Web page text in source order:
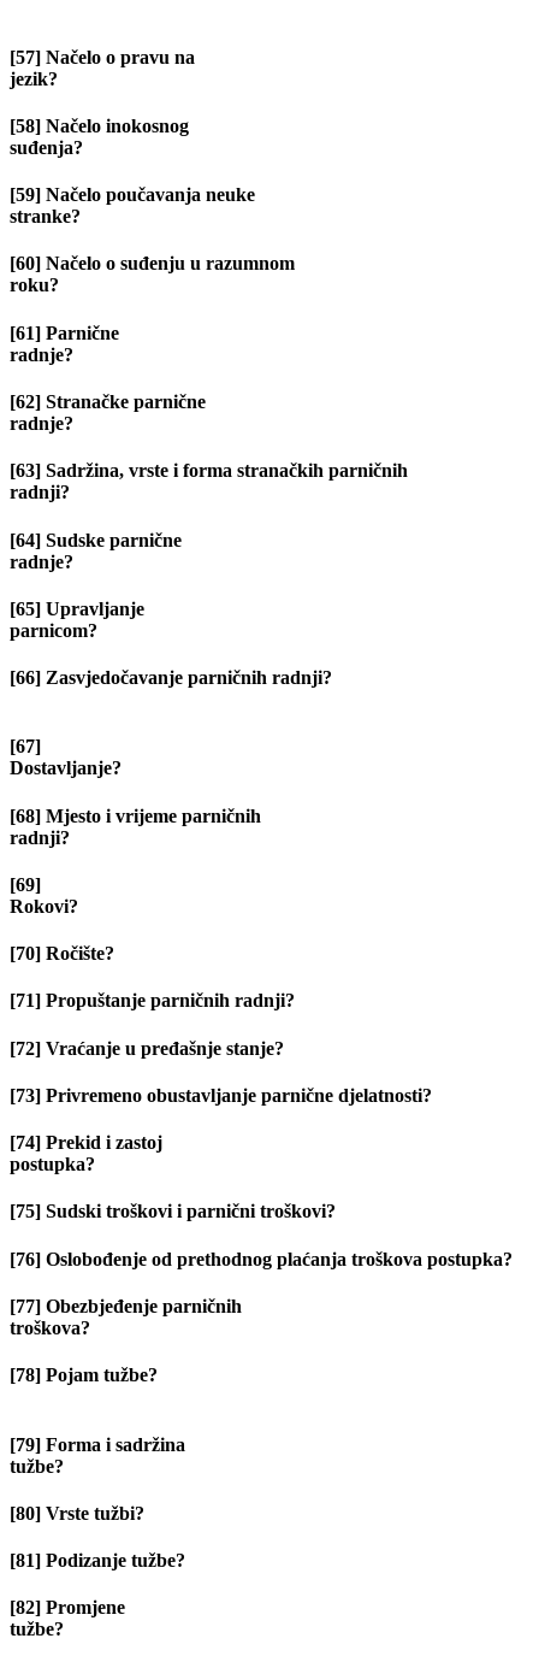
[57] Načelo o pravu na
jezik?
[58] Načelo inokosnog
suđenja?
[59] Načelo poučavanja neuke
stranke?
[60] Načelo o suđenju u razumnom
roku?
[61] Parnične
radnje?
[62] Stranačke parnične
radnje?
[63] Sadržina, vrste i forma stranačkih parničnih
radnji?
[64] Sudske parnične
radnje?
[65] Upravljanje
parnicom?
[66] Zasvjedočavanje parničnih radnji?
[67]
[68] Mjesto i vrijeme parničnih
radnji?
[69]
[70] Ročište?
[71] Propuštanje parničnih radnji?
[72] Vraćanje u pređašnje stanje?
[73] Privremeno obustavljanje parnične djelatnosti?
[74] Prekid i zastoj
postupka?
[75] Sudski troškovi i parnični troškovi?
[76] Oslobođenje od prethodnog plaćanja troškova postupka?
[77] Obezbjeđenje parničnih
troškova?
[78] Pojam tužbe?
[79] Forma i sadržina
tužbe?
[80] Vrste tužbi?
[81] Podizanje tužbe?
[82] Promjene
tužbe?